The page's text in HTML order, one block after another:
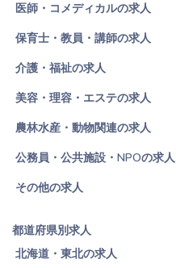
医師・コメディカルの求人
保育士・教員・講師の求人
介護・福祉の求人
美容・理容・エステの求人
農林水産・動物関連の求人
公務員・公共施設・NPOの求人
その他の求人
都道府県別求人
北海道・東北の求人